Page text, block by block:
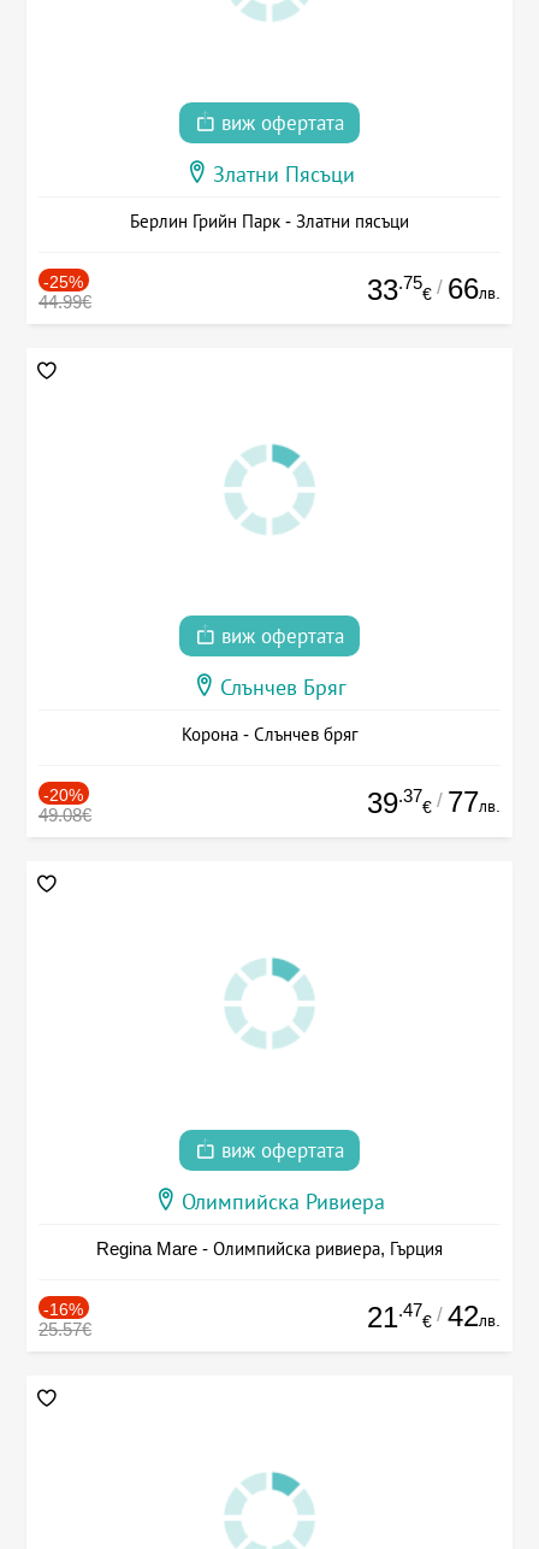
виж офертата
Златни Пясъци
Берлин Грийн Парк - Златни пясъци
-25%
44.99€ 33.75
€ / 66лв.
виж офертата
Слънчев Бряг
Корона - Слънчев бряг
-20%
49.08€ 39.37
€ / 77лв.
виж офертата
Олимпийска Ривиера
Regina Mare - Олимпийска ривиера, Гърция
-16%
25.57€ 21.47
€ / 42лв.